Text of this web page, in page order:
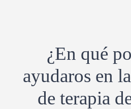
¿En qué
ayudaros en
de terapia